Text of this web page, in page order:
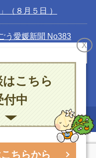
（８月５日 ）
う愛媛新聞 No383
お問い合わせ
会愛媛県連合会
X
こちら
付中
ちらから